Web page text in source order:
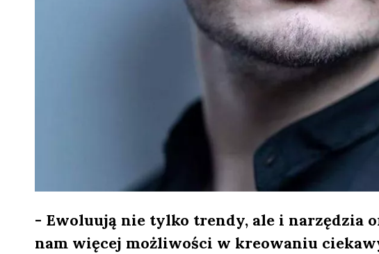
- Ewoluują nie tylko trendy, ale i narzędzia
nam więcej możliwości w kreowaniu